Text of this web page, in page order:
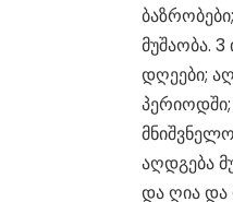
მუშაობა.
დღეები;
აღდგება
და ღია და